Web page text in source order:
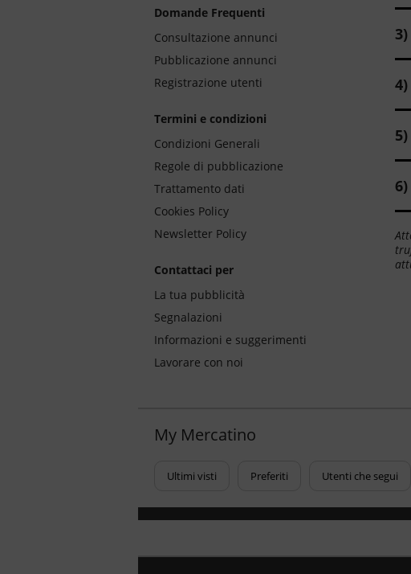
Domande Frequenti
Consultazione annunci
Pubblicazione annunci
Registrazione utenti
Termini e condizioni
Condizioni Generali
Regole di pubblicazione
Trattamento dati
Cookies Policy
Newsletter Policy
Contattaci per
La tua pubblicità
Segnalazioni
Informazioni e suggerimenti
Lavorare con noi
My Mercatino
Ultimi visti Preferiti Utenti che segui